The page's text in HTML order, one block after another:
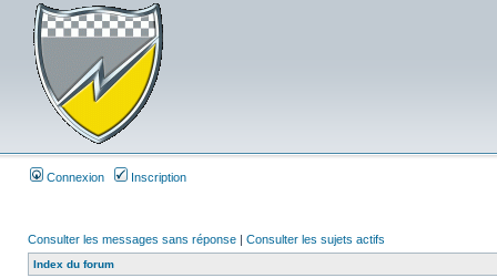
Connexion Inscription
Consulter les messages sans réponse | Consulter les sujets actifs
Index du forum